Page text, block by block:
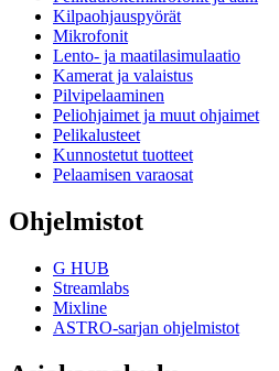
Kilpaohjauspyörät
Mikrofonit
Lento- ja maatilasimulaatio
Kamerat ja valaistus
Pilvipelaaminen
Peliohjaimet ja muut ohjaimet
Pelikalusteet
Kunnostetut tuotteet
Pelaamisen varaosat
Ohjelmistot
G HUB
Streamlabs
Mixline
ASTRO-sarjan ohjelmistot